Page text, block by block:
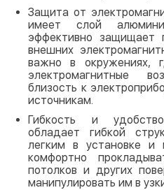
Защита от
имеет слой
эффективно защищает
внешних
важно в окружениях,
электромагнитные
близость к
источникам.
Гибкость и
обладает гибкой
легким в установке и
комфортно
потолков и других
манипулировать им в